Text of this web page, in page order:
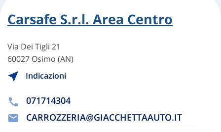
Carsafe S.r.l. Area Centro
Via Dei Tigli 21
60027 Osimo (AN)
Indicazioni
071714304
CARROZZERIA@GIACCHETTAAUTO.IT